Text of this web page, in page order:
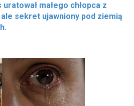
małego chłopca z
sekret ujawniony pod ziemią